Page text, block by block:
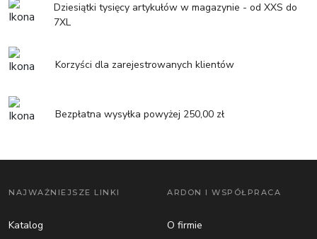
Dziesiątki tysięcy artykułów w magazynie - od XXS do
7XL
Korzyści dla zarejestrowanych klientów
Bezpłatna wysyłka powyżej 250,00 zł
NAJWAŻNIEJSZE LINKI
Katalog
ARDON I WSPÓŁPRACA
O firmie